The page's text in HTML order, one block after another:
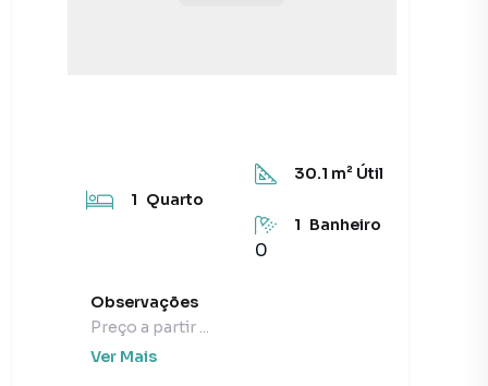
1 Quarto
30.1 m² Útil
1 Banheiro
0
Observações
Preço a partir ...
Ver Mais